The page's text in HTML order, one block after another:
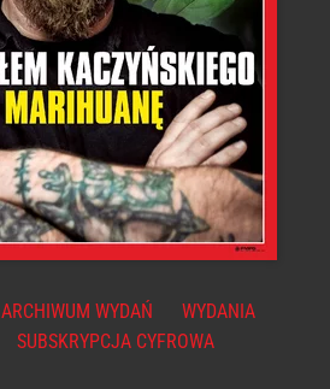
ARCHIWUM WYDAŃ
WYDANIA
SUBSKRYPCJA CYFROWA